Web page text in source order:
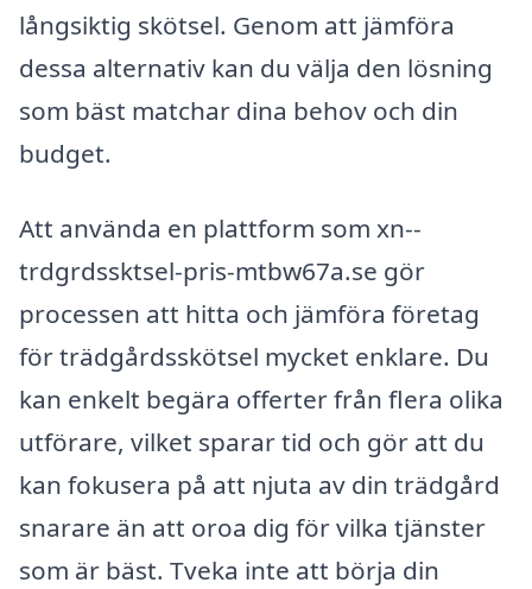
långsiktig skötsel. Genom att jämföra
dessa alternativ kan du välja den lösning
som bäst matchar dina behov och din
budget.
Att använda en plattform som xn--
trdgrdssktsel-pris-mtbw67a.se gör
processen att hitta och jämföra företag
för trädgårdsskötsel mycket enklare. Du
kan enkelt begära offerter från flera olika
utförare, vilket sparar tid och gör att du
kan fokusera på att njuta av din trädgård
snarare än att oroa dig för vilka tjänster
som är bäst. Tveka inte att börja din